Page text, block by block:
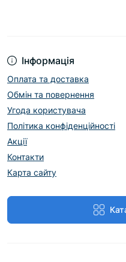
Інформація
Оплата та доставка
Обмін та повернення
Угода користувача
Політика конфіденційності
Акції
Контакти
Карта сайту